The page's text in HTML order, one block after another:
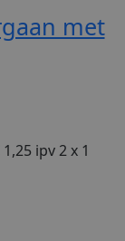
met
ipv 2 x 1